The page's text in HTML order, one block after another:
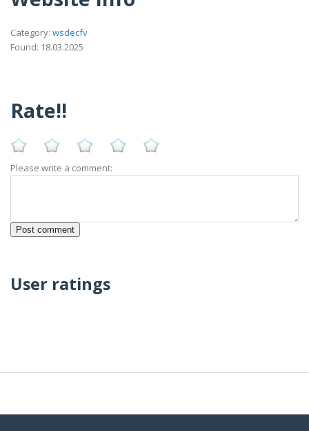
Category: wsdecfv
Found: 18.03.2025
Rate!!
Please write a comment:
User ratings